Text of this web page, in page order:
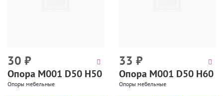
30 ₽
Опора М001 D50 H50
Опоры мебельные
33 ₽
Опора М001 D50 H60
Опоры мебельные